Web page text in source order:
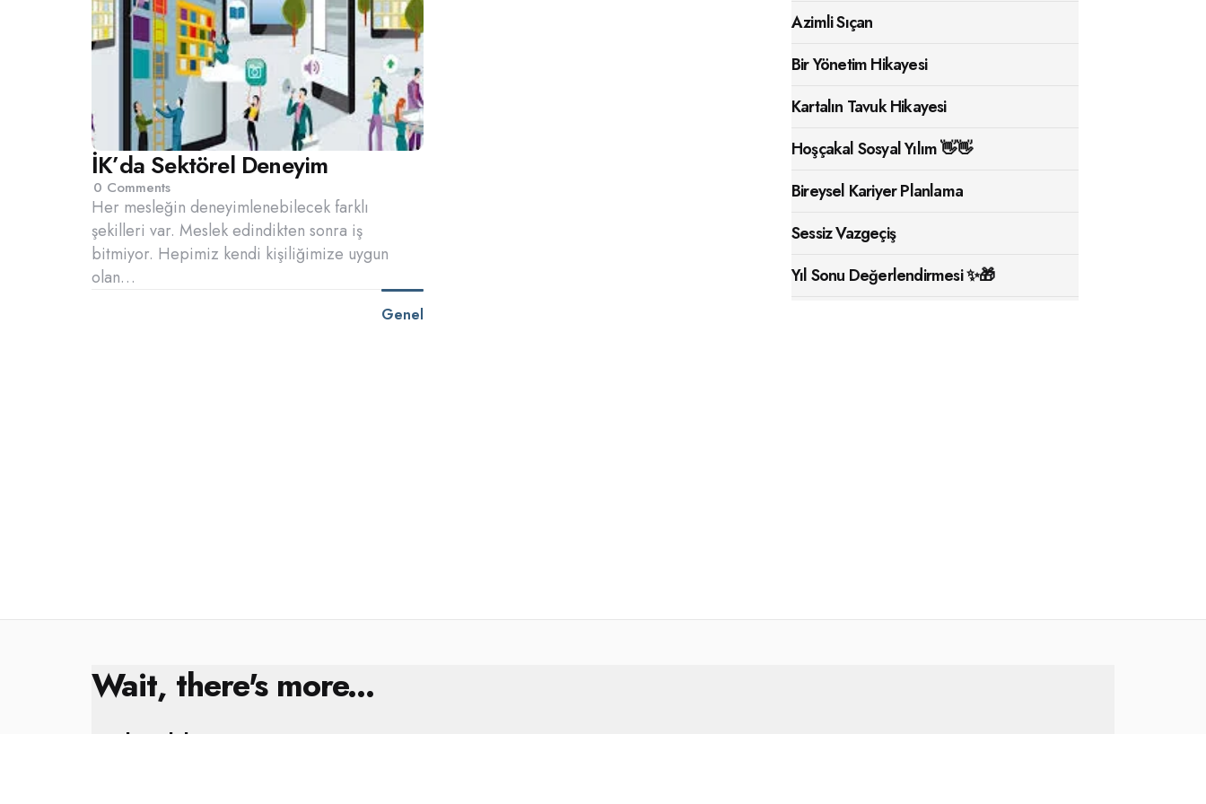
İK’da Sektörel Deneyim
0 Comments
Her mesleğin deneyimlenebilecek farklı
şekilleri var. Meslek edindikten sonra iş
bitmiyor. Hepimiz kendi kişiliğimize uygun
olan…
Genel
Azimli Sıçan
Bir Yönetim Hikayesi
Kartalın Tavuk Hikayesi
Hoşçakal Sosyal Yılım 👋👋
Bireysel Kariyer Planlama
Sessiz Vazgeçiş
Yıl Sonu Değerlendirmesi ✨🎁
Wait, there's more...
Kral Çıplak